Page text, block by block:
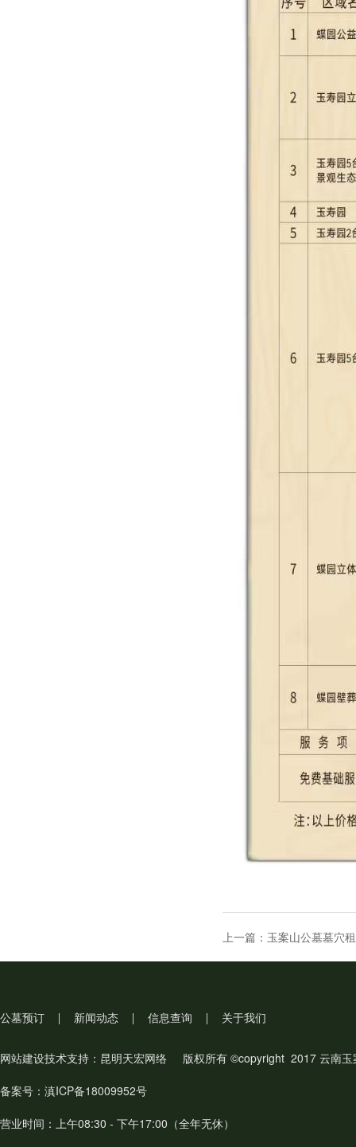
上一篇：玉案山公墓墓穴
公墓预订 新闻动态 信息查询 关于我们
网站建设技术支持： 昆明天宏网络 版权所有 ©copyright 2017 云南玉
备案号：滇ICP备18009952号
营业时间：上午08:30 - 下午17:00（全年无休）